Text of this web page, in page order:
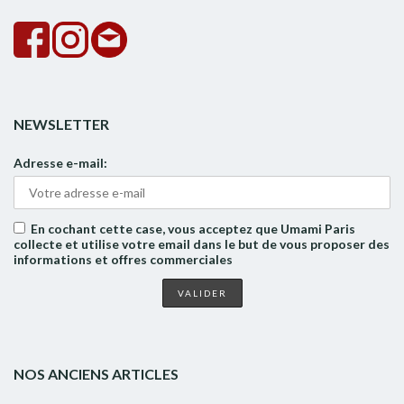
NEWSLETTER
Adresse e-mail:
En cochant cette case, vous acceptez que Umami Paris
collecte et utilise votre email dans le but de vous proposer des
informations et offres commerciales
NOS ANCIENS ARTICLES